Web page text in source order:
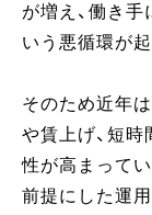
が増え、働き
いう悪循環が起
そのため近年
や賃上げ、短
性が高まってい
前提にした運